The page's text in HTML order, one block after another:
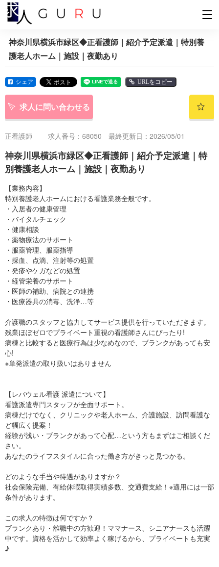
神奈川県横浜市緑区◆正看護師｜紹介予定派遣｜特別養
護老人ホーム｜施設｜夜勤あり
シェア URLをコピー
求人に問い合わせる
正看護師 求人番号：68050 最終更新日：2026/05/01
神奈川県横浜市緑区◆正看護師｜紹介予定派遣｜特
別養護老人ホーム｜施設｜夜勤あり
【業務内容】
特別養護老人ホームにおける看護業務全般です。
・入居者の健康管理
・バイタルチェック
・健康相談
・薬物療法のサポート
・服薬管理、服薬指導
・採血、点滴、注射等の処置
・発疹やケガなどの処置
・経管栄養のサポート
・医師の補助、病院との連携
・医療器具の消毒、洗浄…等
介護職のスタッフと協力してサービス提供を行っていただきます。
残業ほぼゼロでプライベート重視の看護師さんにぴったり!
病棟と比較すると医療行為は少なめなので、ブランクがあっても安
心!
※単発派遣の取り扱いはありません
【レバウェル看護 派遣について】
看護派遣専門スタッフが全面サポート。
病棟だけでなく、クリニックや老人ホーム、介護施設、訪問看護な
ど幅広く提案！
経験が浅い・ブランクがあって心配…という方もまずはご相談くだ
さい。
あなたのライフスタイルに合った働き方がきっと見つかる。
どのような手当や待遇がありますか？
社会保険完備、有給休暇取得実績多数、交通費支給！※適用には一部
条件があります。
この求人の特徴は何ですか？
ブランクあり・離職中の方歓迎！ママナース、シニアナースも活躍
中です。資格を活かして効率よく稼げるから、プライベートも充実
♪